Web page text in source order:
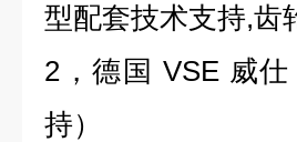
型配套技术支持,齿
2，德国 VSE 威
持）